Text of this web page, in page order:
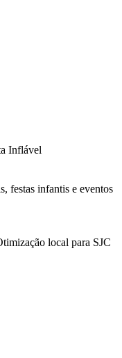
Inflável
festas infantis e eventos
local para SJC